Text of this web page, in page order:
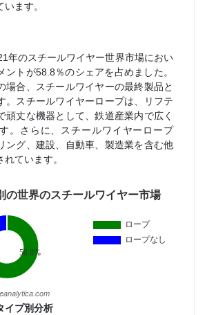
ます。
年のスチールワイヤー世界市場におい
ントが58.8％のシェアを占めました。
場合、スチールワイヤーの最終製品と
。スチールワイヤーロープは、リフテ
頑丈な機器として、鉄道産業内で広く
。さらに、スチールワイヤーロープ
ング、建設、自動車、製造業を含む他
ています。
イプ別分析